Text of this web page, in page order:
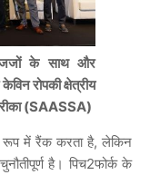
जजों के साथ और
रोपकी क्षेत्रीय
(SAASSA)
रूप में रैंक करता है, लेकिन
है। पिच2फोर्क के